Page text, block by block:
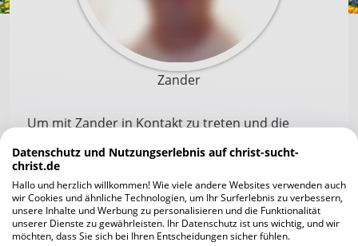
Zander
Um mit Zander in Kontakt zu treten und die
registrieren. Die Anmeldung geht schnell und ist
unverbindlich und kostenlos.
Jetzt kostenlos registrieren
Datenschutz und Nutzungserlebnis auf christ-sucht-
christ.de
Hallo und herzlich willkommen! Wie viele andere Websites verwenden auch
wir Cookies und ähnliche Technologien, um Ihr Surferlebnis zu verbessern,
unsere Inhalte und Werbung zu personalisieren und die Funktionalität
unserer Dienste zu gewährleisten. Ihr Datenschutz ist uns wichtig, und wir
möchten, dass Sie sich bei Ihren Entscheidungen sicher fühlen.